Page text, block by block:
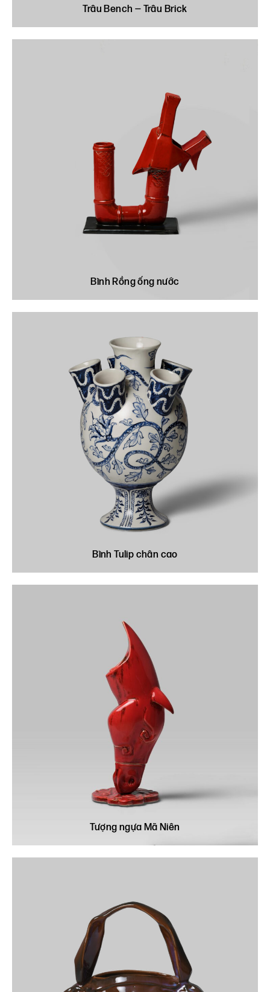
Trâu Bench — Trâu Brick
Bình Rồng ống nước
Bình Tulip chân cao
Tượng ngựa Mã Niên